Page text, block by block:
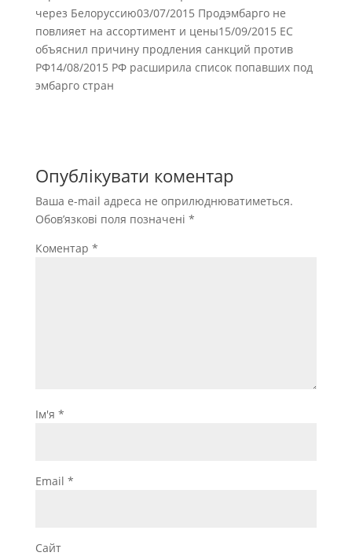
через Белоруссию03/07/2015 Продэмбарго не
повлияет на ассортимент и цены15/09/2015 ЕС
объяснил причину продления санкций против
РФ14/08/2015 РФ расширила список попавших под
эмбарго стран
Опублікувати коментар
Ваша e-mail адреса не оприлюднюватиметься.
Обов’язкові поля позначені *
Коментар *
Ім'я *
Email *
Сайт